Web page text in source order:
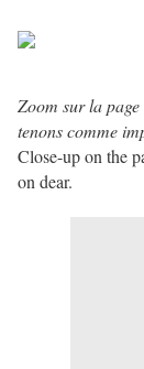
Zoom sur la
tenons comme
Close-up on the
on dear.